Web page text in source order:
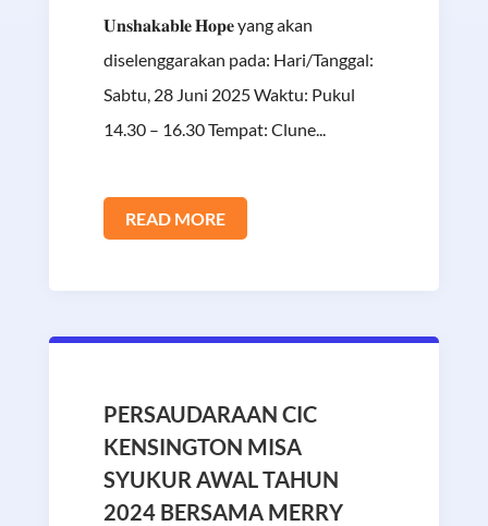
𝐔𝐧𝐬𝐡𝐚𝐤𝐚𝐛𝐥𝐞 𝐇𝐨𝐩𝐞 yang akan
diselenggarakan pada: Hari/Tanggal:
Sabtu, 28 Juni 2025 Waktu: Pukul
14.30 – 16.30 Tempat: Clune...
READ MORE
PERSAUDARAAN CIC
KENSINGTON MISA
SYUKUR AWAL TAHUN
2024 BERSAMA MERRY